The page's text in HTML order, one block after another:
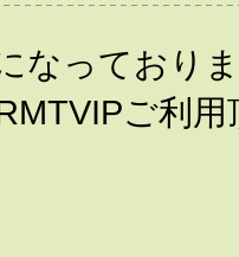
なっており
ご利